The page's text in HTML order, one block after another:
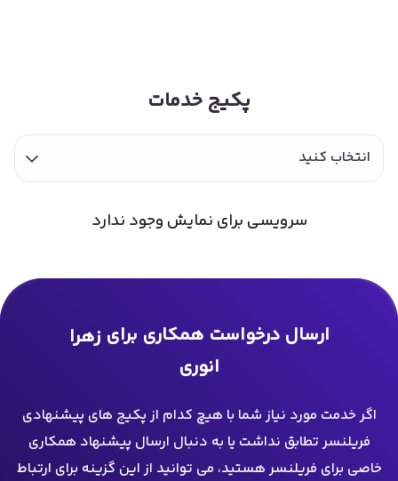
پکیج خدمات
انتخاب کنید
سرویسی برای نمایش وجود ندارد
ارسال درخواست همکاری برای زهرا
انوری
اگر خدمت مورد نیاز شما با هیچ کدام از پکیج های پیشنهادی
فریلنسر تطابق نداشت یا به دنبال ارسال پیشنهاد همکاری
خاصی برای فریلنسر هستید، می توانید از این گزینه برای ارتباط